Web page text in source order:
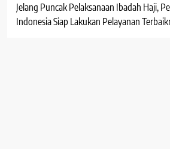
Jelang Puncak Pelaksanaan Ibadah Haji,
Indonesia Siap Lakukan Pelayanan